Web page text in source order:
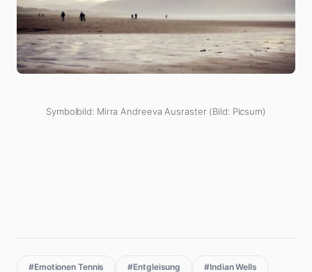
Symbolbild: Mirra Andreeva Ausraster (Bild: Picsum)
#Emotionen Tennis #Entgleisung #Indian Wells